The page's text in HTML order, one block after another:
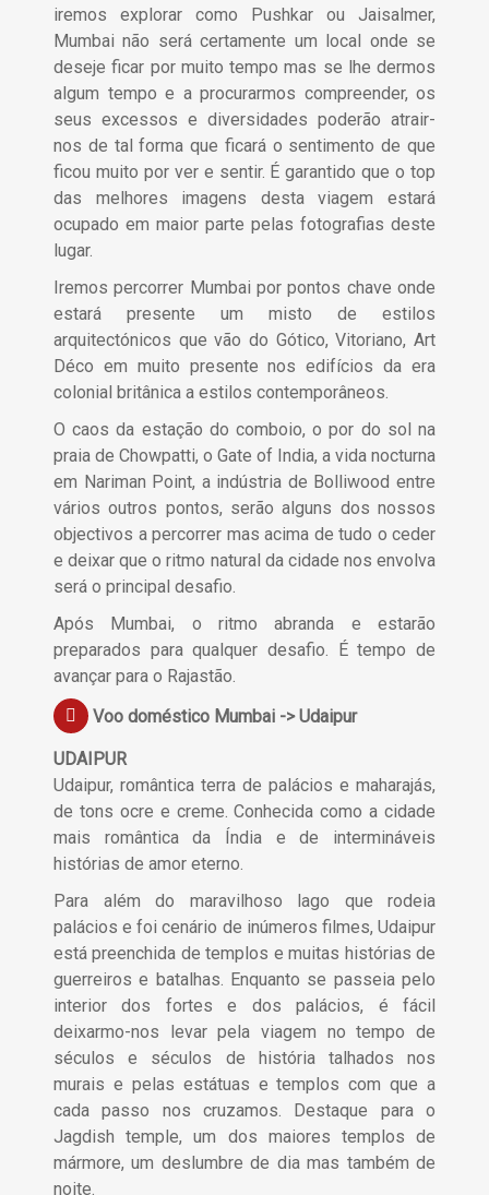
iremos explorar como Pushkar ou Jaisalmer,
Mumbai não será certamente um local onde se
deseje ficar por muito tempo mas se lhe dermos
algum tempo e a procurarmos compreender, os
seus excessos e diversidades poderão atrair-
nos de tal forma que ficará o sentimento de que
ficou muito por ver e sentir. É garantido que o top
das melhores imagens desta viagem estará
ocupado em maior parte pelas fotografias deste
lugar.
Iremos percorrer Mumbai por pontos chave onde
estará presente um misto de estilos
arquitectónicos que vão do Gótico, Vitoriano, Art
Déco em muito presente nos edifícios da era
colonial britânica a estilos contemporâneos.
O caos da estação do comboio, o por do sol na
praia de Chowpatti, o Gate of India, a vida nocturna
em Nariman Point, a indústria de Bolliwood entre
vários outros pontos, serão alguns dos nossos
objectivos a percorrer mas acima de tudo o ceder
e deixar que o ritmo natural da cidade nos envolva
será o principal desafio.
Após Mumbai, o ritmo abranda e estarão
preparados para qualquer desafio. É tempo de
avançar para o Rajastão.
Voo doméstico Mumbai -> Udaipur
UDAIPUR
Udaipur, romântica terra de palácios e maharajás,
de tons ocre e creme. Conhecida como a cidade
mais romântica da Índia e de intermináveis
histórias de amor eterno.
Para além do maravilhoso lago que rodeia
palácios e foi cenário de inúmeros filmes, Udaipur
está preenchida de templos e muitas histórias de
guerreiros e batalhas. Enquanto se passeia pelo
interior dos fortes e dos palácios, é fácil
deixarmo-nos levar pela viagem no tempo de
séculos e séculos de história talhados nos
murais e pelas estátuas e templos com que a
cada passo nos cruzamos. Destaque para o
Jagdish temple, um dos maiores templos de
mármore, um deslumbre de dia mas também de
noite.